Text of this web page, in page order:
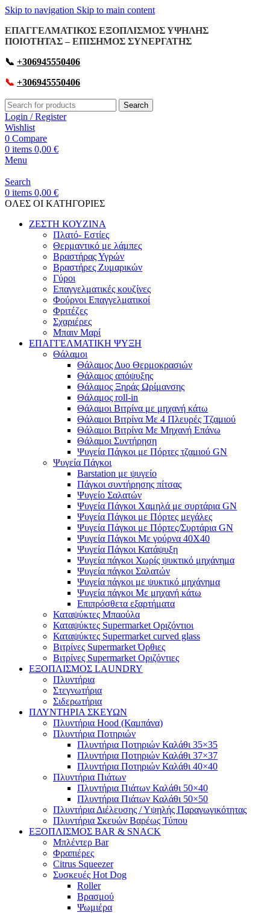
Skip to navigation Skip to main content
ΕΠΑΓΓΕΛΜΑΤΙΚΟΣ ΕΞΟΠΛΙΣΜΟΣ ΥΨΗΛΗΣ
ΠΟΙΟΤΗΤΑΣ – ΕΠΙΣΗΜΟΣ ΣΥΝΕΡΓΑΤΗΣ
📞 +306945550406
📞 +306945550406
Search
Login / Register
Wishlist
0 Compare
0 items 0,00 €
Menu
Search
0 items 0,00 €
OΛΕΣ ΟΙ ΚΑΤΗΓΟΡΙΕΣ
ΖΕΣΤΗ ΚΟΥΖΙΝΑ
Πλατό- Εστίες
Θερμαντικό με λάμπες
Βραστήρας Υγρών
Βραστήρες Ζυμαρικών
Γύροι
Επαγγελματικές κουζίνες
Φούρνοι Επαγγελματικοί
Φριτέζες
Σχαριέρες
Μπαιν Μαρί
ΕΠΑΓΓΕΛΜΑΤΙΚΗ ΨΥΞΗ
Θάλαμοι
Θάλαμος Δυο Θερμοκρασιών
Θάλαμος απόψυξης
Θάλαμος Ξηράς Ωρίμανσης
Θάλαμος roll-in
Θάλαμοι Βιτρίνα με μηχανή κάτω
Θάλαμοι Βιτρίνα Με 4 Πλευρές Τζαμιού
Θάλαμοι Βιτρίνα Με Μηχανή Επάνω
Θάλαμοι Συντήρηση
Ψυγεία Πάγκοι με Πόρτες τζαμιού GN
Ψυγεία Πάγκοι
Barstation με ψυγείο
Πάγκοι συντήρησης πίτσας
Ψυγείο Σαλατών
Ψυγεία Πάγκοι Χαμηλά με συρτάρια GN
Ψυγεία Πάγκοι με Πόρτες μεγάλες
Ψυγεία Πάγκοι με Πόρτες/Συρτάρια GN
Ψυγεία Πάγκοι Με γούρνα 40Χ40
Ψυγεία Πάγκοι Κατάψυξη
Ψυγεία πάγκοι Χωρίς ψυκτικό μηχάνημα
Ψυγεία πάγκοι Σαλατών
Ψυγεία πάγκοι με ψυκτικό μηχάνημα
Ψυγεία πάγκοι Με μηχανή κάτω
Επιπρόσθετα εξαρτήματα
Καταψύκτες Μπαούλα
Καταψύκτες Supermarket Οριζόντιοι
Καταψύκτες Supermarket curved glass
Βιτρίνες Supermarket Όρθιες
Βιτρίνες Supermarket Οριζόντιες
ΕΞΟΠΛΙΣΜΟΣ LAUNDRY
Πλυντήρια
Στεγνωτήρια
Σιδερωτήρια
ΠΛΥΝΤΗΡΙΑ ΣΚΕΥΩΝ
Πλυντήρια Hood (Καμπάνα)
Πλυντήρια Ποτηριών
Πλυντήρια Ποτηριών Καλάθι 35×35
Πλυντήρια Ποτηριών Καλάθι 37×37
Πλυντήρια Ποτηριών Καλάθι 40×40
Πλυντήρια Πιάτων
Πλυντήρια Πιάτων Καλάθι 50×40
Πλυντήρια Πιάτων Καλάθι 50×50
Πλυντήρια Διέλευσης / Υψηλής Παραγωγικότητας
Πλυντήρια Σκευών Βαρέως Τύπου
ΕΞΟΠΛΙΣΜΟΣ BAR & SNACK
Μπλέντερ Bar
Φραπιέρες
Citrus Squeezer
Συσκευές Hot Dog
Roller
Βρασμού
Ψωμιέρα